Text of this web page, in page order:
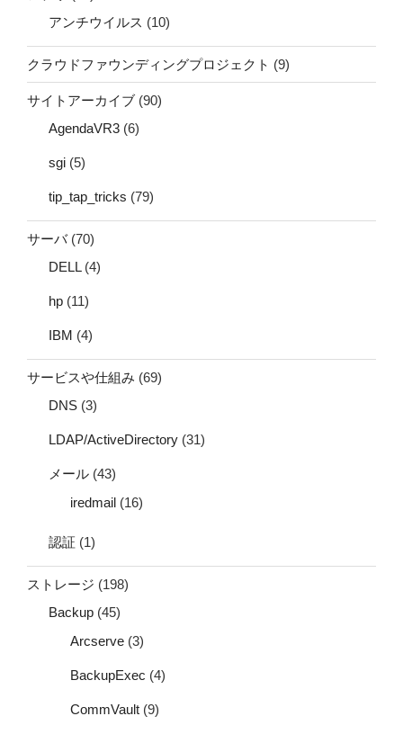
アンチウイルス (10)
クラウドファウンディングプロジェクト (9)
サイトアーカイブ (90)
AgendaVR3 (6)
sgi (5)
tip_tap_tricks (79)
サーバ(70)
DELL(4)
hp (11)
IBM (4)
サービスや仕組み (69)
DNS (3)
LDAP/ActiveDirectory (31)
メール (43)
iredmail (16)
認証 (1)
ストレージ (198)
Backup (45)
Arcserve (3)
BackupExec (4)
CommVault (9)